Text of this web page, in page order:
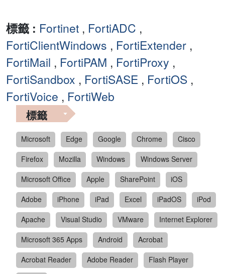
標籤 : Fortinet , FortiADC ,
FortiClientWindows , FortiExtender ,
FortiMail , FortiPAM , FortiProxy ,
FortiSandbox , FortiSASE , FortiOS ,
FortiVoice , FortiWeb
標籤
Microsoft Edge Google Chrome
Cisco
Firefox
Mozilla Windows
Windows Server
Microsoft Office
Apple SharePoint
iOS
Adobe
iPhone iPad Excel iPadOS
iPod
Apache
Visual Studio VMware
Internet Explorer
Microsoft 365 Apps
Android
Acrobat
Acrobat Reader
Adobe Reader
Flash Player